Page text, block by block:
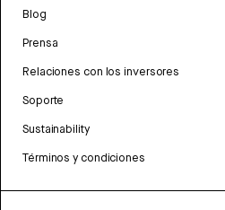
Blog
Prensa
Relaciones con los inversores
Soporte
Sustainability
Términos y condiciones